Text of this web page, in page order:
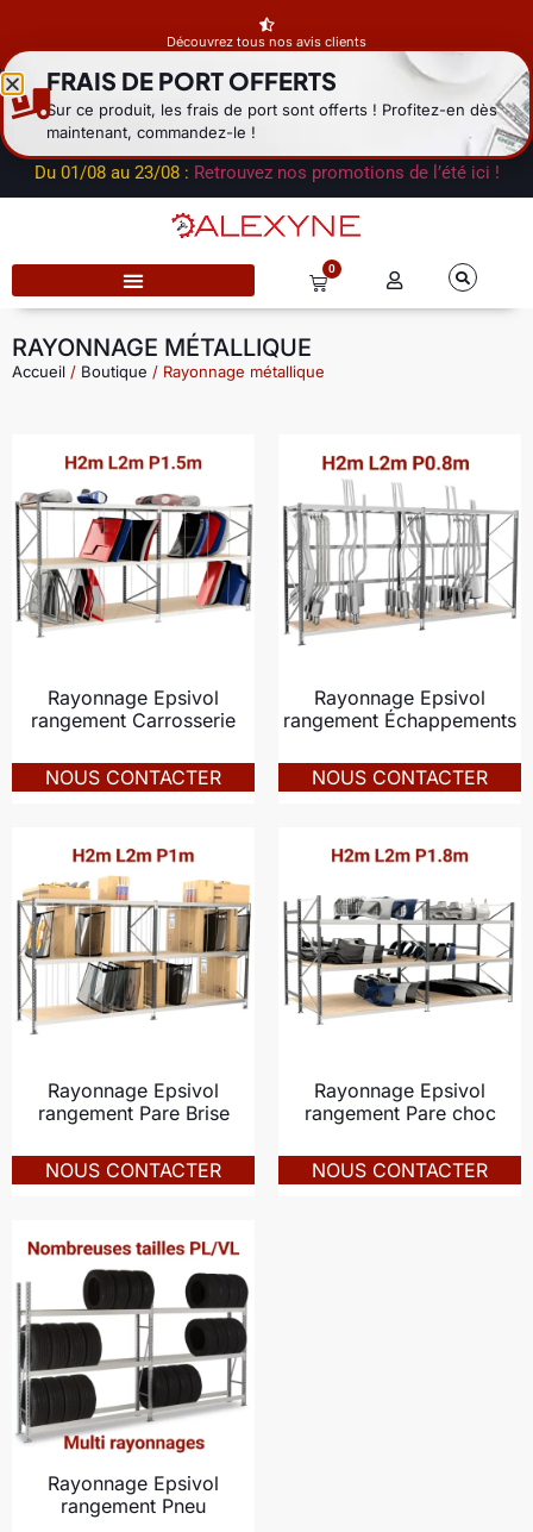
Découvrez tous nos avis clients
Fermeture estivale du dépôtdu 01/08 au 23/08 : les expéditions
reprendront à la rentrée. Notre service commercial reste
disponible par mail.
Du 01/08 au 23/08 : Retrouvez nos promotions de l’été ici !
0
RAYONNAGE MÉTALLIQUE
Accueil / Boutique / Rayonnage métallique
Rayonnage Epsivol
rangement Carrosserie
NOUS CONTACTER
Rayonnage Epsivol
rangement Échappements
NOUS CONTACTER
Rayonnage Epsivol
rangement Pare Brise
NOUS CONTACTER
Rayonnage Epsivol
rangement Pare choc
NOUS CONTACTER
Rayonnage Epsivol
rangement Pneu
FRAIS DE PORT OFFERTS
Sur ce produit, les frais de port sont offerts ! Profitez-en dès
maintenant, commandez-le !